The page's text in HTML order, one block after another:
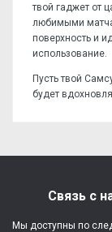
твой гаджет от
любимыми
поверхность и
использование.
Пусть твой
будет
Защита:
Связь с
Мы доступны по